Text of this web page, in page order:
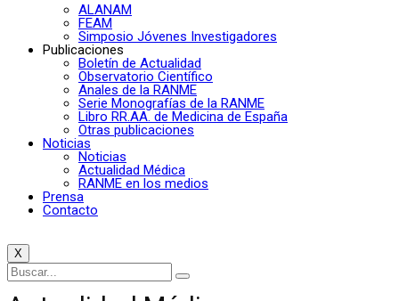
ALANAM
FEAM
Simposio Jóvenes Investigadores
Publicaciones
Boletín de Actualidad
Observatorio Científico
Anales de la RANME
Serie Monografías de la RANME
Libro RR.AA. de Medicina de España
Otras publicaciones
Noticias
Noticias
Actualidad Médica
RANME en los medios
Prensa
Contacto
X